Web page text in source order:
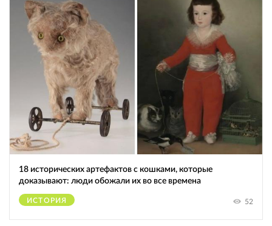
18 исторических артефактов с кошками, которые
доказывают: люди обожали их во все времена
ИСТОРИЯ 52